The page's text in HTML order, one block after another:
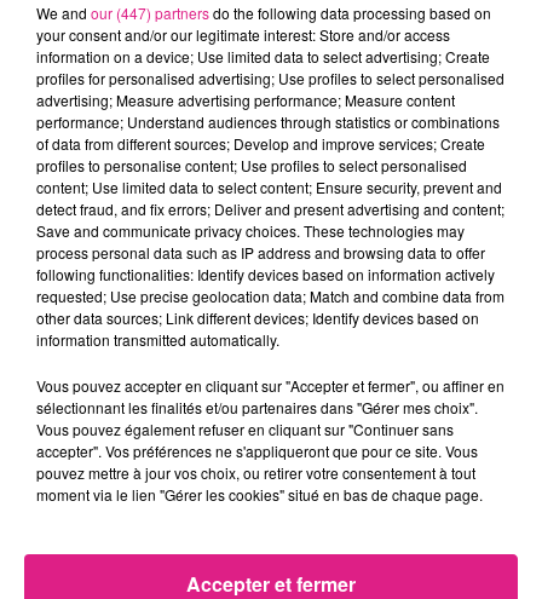
ainsi que plusieurs MJC (Plateau de
Haye, Bazin, Beauregard, 3 Maisons,
Desforges, Lillebonne), les centres
sociaux (Beauregard, Jolibois, La
Clairière), les médiathèques (Plateau de
Haye, Manufacture), la bibliothèque
Stanislas, les marchés (Haussonville,
central), les Restaurants Universitaires
(Stanislas Meurthe, Cours Léopold,
Médreville et Saurupt).
FIL ACTUS
6 août 2026
Metz : une distribution de lunette gratuite pour voir l’éclipse
5 août 2026
4 août 2026
Officiel : Gauthier Hein quitte le FC Metz pour l'OGC Nice
We and our (447) partnersdo the following data processing based on
your consent and/or our legitimate interest: Store and/or access
information on a device; Use limited data to select advertising; Create
profiles for personalised advertising; Use profiles to select personalised
advertising; Measure advertising performance; Measure content
performance; Understand audiences through statistics or combinations
of data from different sources; Develop and improve services; Create
profiles to personalise content; Use profiles to select personalised
content; Use limited data to select content; Ensure security, prevent and
detect fraud, and fix errors; Deliver and present advertising and content;
Save and communicate privacy choices. These technologies may
process personal data such as IP address and browsing data to offer
following functionalities: Identify devices based on information actively
requested; Use precise geolocation data; Match and combine data from
other data sources; Link different devices; Identify devices based on
information transmitted automatically.
Vous pouvez accepter en cliquant sur "Accepter et fermer", ou affiner en
sélectionnant les finalités et/ou partenaires dans "Gérer mes choix".
Vous pouvez également refuser en cliquant sur "Continuer sans
accepter". Vos préférences ne s'appliqueront que pour ce site. Vous
pouvez mettre à jour vos choix, ou retirer votre consentement à tout
moment via le lien "Gérer les cookies" situé en bas de chaque page.
Accepter et fermer